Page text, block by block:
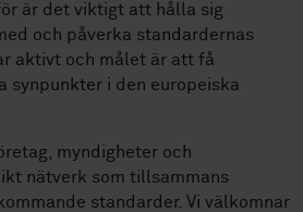
är det viktigt att hålla sig
och påverka standardernas
aktivt och målet är att få
synpunkter i den europeiska
myndigheter och
nätverk som tillsammans
standarder. Vi välkomnar